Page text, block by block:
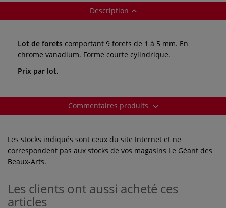
Description
Lot de forets comportant 9 forets de 1 à 5 mm. En
chrome vanadium. Forme courte cylindrique.
Prix par lot.
Commentaires produits
Les stocks indiqués sont ceux du site Internet et ne
correspondent pas aux stocks de vos magasins Le Géant des
Beaux-Arts.
Les clients ont aussi acheté ces
articles